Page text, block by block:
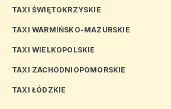
TAXI ŚWIĘTOKRZYSKIE
TAXI WARMIŃSKO-MAZURSKIE
TAXI WIELKOPOLSKIE
TAXI ZACHODNIOPOMORSKIE
TAXI ŁÓDZKIE